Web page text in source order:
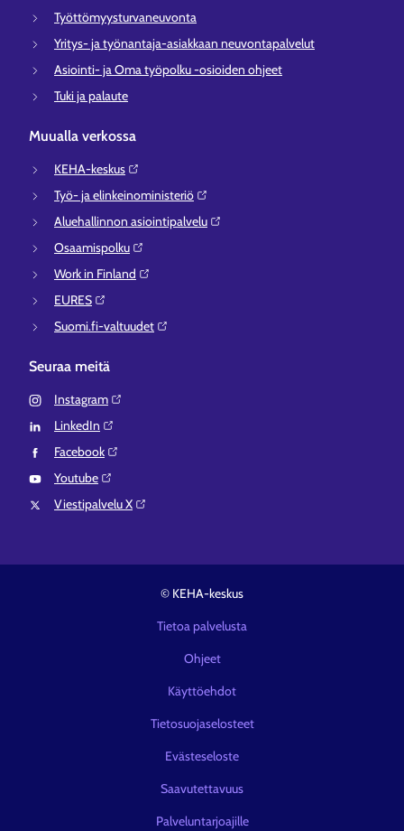
Työttömyysturvaneuvonta
Yritys- ja työnantaja-asiakkaan neuvontapalvelut
Asiointi- ja Oma työpolku -osioiden ohjeet
Tuki ja palaute
Muualla verkossa
KEHA-keskus⁠
Työ- ja elinkeinoministeriö⁠
Aluehallinnon asiointipalvelu⁠
Osaamispolku⁠
Work in Finland⁠
EURES⁠
Suomi.fi-valtuudet⁠
Seuraa meitä
Instagram⁠
LinkedIn⁠
Facebook⁠
Youtube⁠
Viestipalvelu X⁠
© KEHA-keskus
Tietoa palvelusta
Ohjeet
Käyttöehdot
Tietosuojaselosteet
Evästeseloste
Saavutettavuus
Palveluntarjoajille